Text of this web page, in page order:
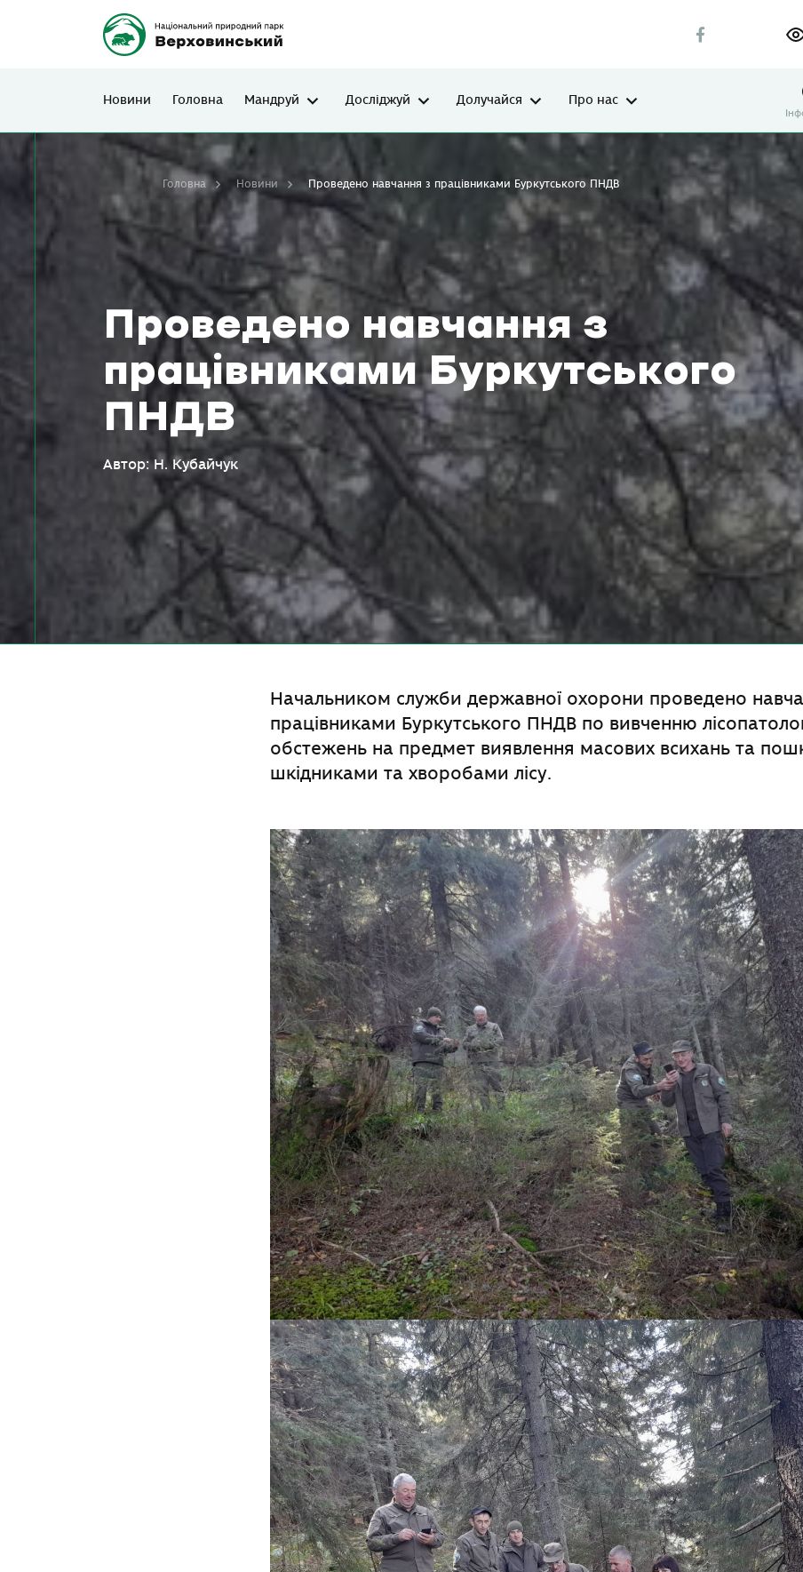
Новини Головна Мандруй Досліджуй Долучайся Про нас
Проведено навчання з
працівниками Буркутського
ПНДВ
Автор: Н. Кубайчук
Головна Новини Проведено навчання з працівниками Буркутського ПНДВ
Начальником служби державної охорони проведено
працівниками Буркутського ПНДВ по вивченню
обстежень на предмет виявлення масових всихань та
шкідниками та хворобами лісу.